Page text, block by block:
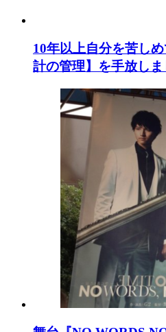
10年以上自分を苦し
計の管理】を手放しま